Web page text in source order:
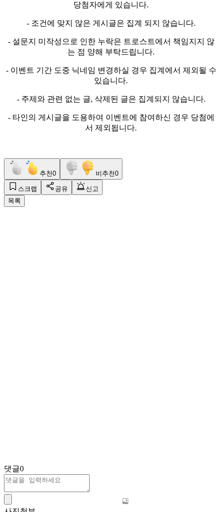
당첨자에게 있습니다.
- 조건에 맞지 않은 게시글은 집계 되지 않습니다.
- 설문지 미작성으로 인한 누락은 트로스트에서 책임지지 않
는 점 양해 부탁드립니다.
- 이벤트 기간 도중 닉네임 변경하실 경우 집계에서 제외될 수
있습니다.
- 주제와 관련 없는 글, 삭제된 글은 집계되지 않습니다.
- 타인의 게시글을 도용하여 이벤트에 참여하신 경우 당첨에
서 제외됩니다.
추천0 비추천0
스크랩 공유
신고
목록
댓글0